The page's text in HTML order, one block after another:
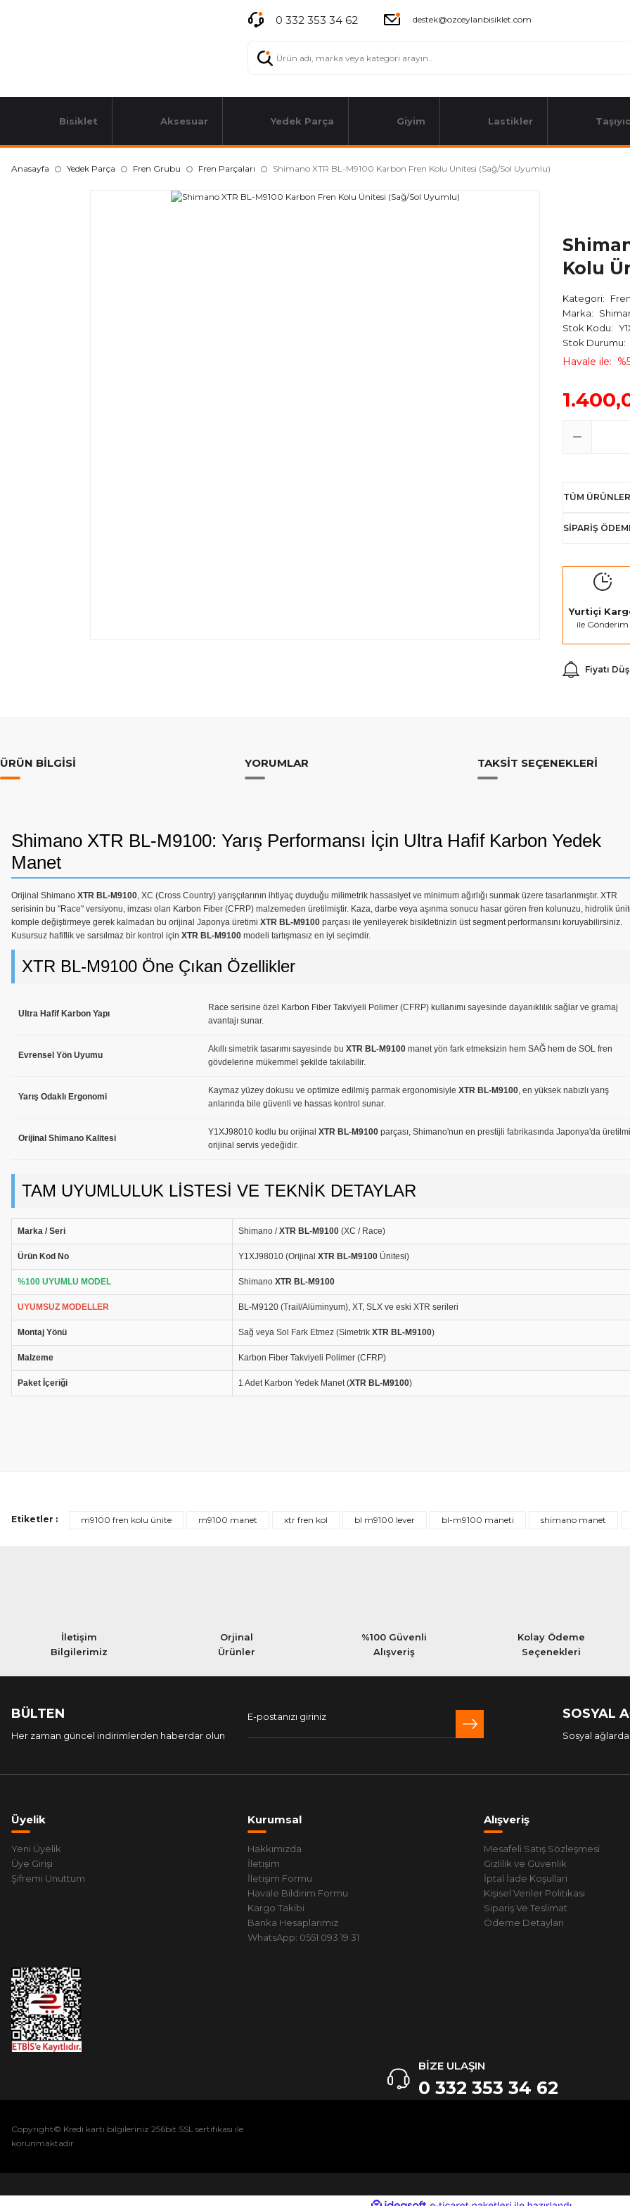
0 332 353 34 62 destek@ozceylanbisiklet.com
Bisiklet Aksesuar Yedek Parça Giyim Lastikler
Anasayfa Yedek Parça Fren Grubu Fren Parçaları Shimano XTR BL-M9100 Karbon Fren Kolu Ünitesi (Sağ/Sol Uyumlu)
Kolu
Kategori
Marka
Stok Kodu
Stok Durumu
Havale ile
TÜM
SİPARİŞ
Yurtiçi
ile Gönderim
Fiyatı
ÜRÜN BILGISI YORUMLAR TAKSIT SEÇENEKLERI
Shimano XTR BL-M9100: Yarış Performansı İçin Ultra Hafif Karbon Yedek
Manet
Orijinal Shimano XTR BL-M9100, XC (Cross Country) yarışçılarının ihtiyaç duyduğu milimetrik hassasiyet ve minimum ağırlığı sunmak üzere tasarlanmıştır. XTR
serisinin bu "Race" versiyonu, imzası olan Karbon Fiber (CFRP) malzemeden üretilmiştir. Kaza, darbe veya aşınma sonucu hasar gören fren kolunuzu, hidrolik
komple değiştirmeye gerek kalmadan bu orijinal Japonya üretimi XTR BL-M9100 parçası ile yenileyerek bisikletinizin üst segment performansını koruyabilirsiniz.
Kusursuz hafiflik ve sarsılmaz bir kontrol için XTR BL-M9100 modeli tartışmasız en iyi seçimdir.
XTR BL-M9100 Öne Çıkan Özellikler
Ultra Hafif Karbon Yapı
Race serisine özel Karbon Fiber Takviyeli Polimer (CFRP) kullanımı sayesinde dayanıklılık sağlar ve gramaj
avantajı sunar.
Evrensel Yön Uyumu
Akıllı simetrik tasarımı sayesinde bu XTR BL-M9100 manet yön fark etmeksizin hem SAĞ hem de SOL fren
gövdelerine mükemmel şekilde takılabilir.
Yarış Odaklı Ergonomi
Kaymaz yüzey dokusu ve optimize edilmiş parmak ergonomisiyle XTR BL-M9100, en yüksek nabızlı yarış
anlarında bile güvenli ve hassas kontrol sunar.
Orijinal Shimano Kalitesi
Y1XJ98010 kodlu bu orijinal XTR BL-M9100 parçası, Shimano'nun en prestijli fabrikasında Japonya'da
orijinal servis yedeğidir.
TAM UYUMLULUK LİSTESİ VE TEKNİK DETAYLAR
Marka / Seri Shimano /XTR BL-M9100 (XC / Race)
Ürün Kod No Y1XJ98010 (Orijinal XTR BL-M9100 Ünitesi)
%100 UYUMLU MODEL Shimano XTR BL-M9100
UYUMSUZ MODELLER BL-M9120 (Trail/Alüminyum), XT, SLX ve eski XTR serileri
Montaj Yönü Sağ veya Sol Fark Etmez (Simetrik XTR BL-M9100)
Malzeme Karbon Fiber Takviyeli Polimer (CFRP)
Paket İçeriği 1 Adet Karbon Yedek Manet (XTR BL-M9100)
Etiketler : m9100 fren kolu ünite m9100 manet xtr fren kol bl m9100 lever bl-m9100 maneti shimano manet
İletişim
Bilgilerimiz
Orjinal
Ürünler
%100 Güvenli
Alışveriş
Kolay Ödeme
Seçenekleri
BÜLTEN
Her zaman güncel indirimlerden haberdar olun
SOSYAL
Sosyal
Üyelik
Yeni Üyelik
Üye Girişi
Şifremi Unuttum
Kurumsal
Hakkımızda
İletişim
İletişim Formu
Havale Bildirim Formu
Kargo Takibi
Banka Hesaplarımız
WhatsApp: 0551 093 19 31
Alışveriş
Mesafeli Satış Sözleşmesi
Gizlilik ve Güvenlik
İptal İade Koşullari
Kişisel Veriler Politikası
Sipariş Ve Teslimat
Ödeme Detayları
BİZE ULAŞIN
0 332 353 34 62
Copyright© Kredi kartı bilgileriniz 256bit SSL sertifikası ile
korunmaktadır.